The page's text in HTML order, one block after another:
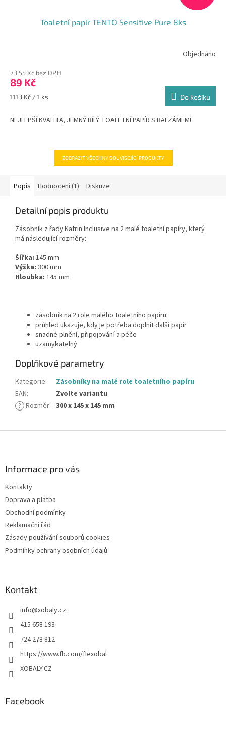
Toaletní papír TENTO Sensitive Pure 8ks
Objednáno
73,55 Kč bez DPH
89 Kč
Měrná
11,13 Kč / 1 ks Do košíku
NEJLEPŠÍ KVALITA, JEMNÝ BÍLÝ TOALETNÍ PAPÍR S BALZÁMEM!
ZOBRAZIT VŠECHNY SOUVISEJÍCÍ PRODUKTY
Popis Hodnocení (1) Diskuze
Detailní popis produktu
Zásobník z řady Katrin Inclusive na 2 malé toaletní papíry, který
má následující rozměry:
Šířka: 145 mm
Výška: 300 mm
Hloubka: 145 mm
zásobník na 2 role malého toaletního papíru
průhled ukazuje, kdy je potřeba doplnit další papír
snadné plnění, připojování a péče
uzamykatelný
Doplňkové parametry
Kategorie:
Zásobníky na malé role toaletního papíru
EAN:
Zvolte variantu
? Rozměr: 300 x 145 x 145 mm
Informace pro vás
Kontakty
Doprava a platba
Obchodní podmínky
Reklamační řád
Zásady používání souborů cookies
Podmínky ochrany osobních údajů
Kontakt
info@xobaly.cz
415 658 193
724 278 812
https://www.fb.com/flexobal
XOBALY.CZ
Facebook